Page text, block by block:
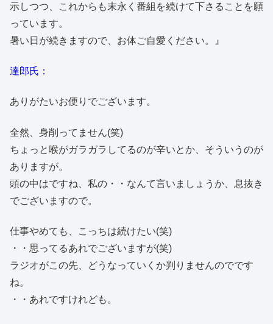
示しつつ、これからも末永く番組を続けて下さることを願
っています。
暑い日が続きますので、お体ご自愛ください。』
達郎氏：
ありがたいお便りでございます。
全然、身削ってません(笑)
ちょっと喉がガラガラしてるのが辛いとか、そういうのが
ありますが。
頭の中はですね、私の・・なんて言いましょうか、息抜き
でございますので。
仕事やめても、こっちは続けたい(笑)
・・思ってるあれでございますが(笑)
ラジオがこの先、どうなっていくか判りませんのでです
ね。
・・あれですけれども。